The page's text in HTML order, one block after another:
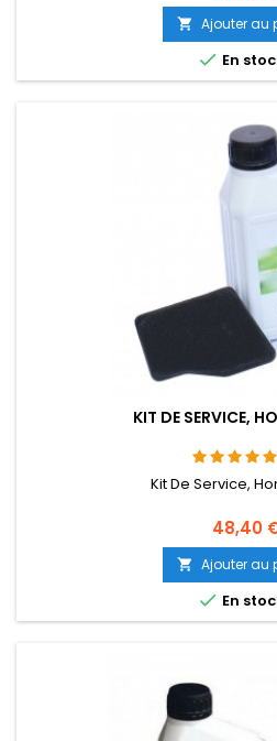
 Ajouter au
 En
KIT DE SERVICE,
Kit De Service,
Prix
48,40
 Ajouter au
 En